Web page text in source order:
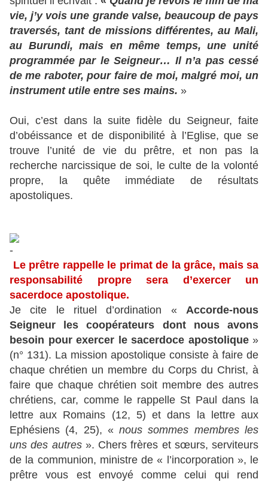
vie, j’y vois une grande valse, beaucoup de pays
traversés, tant de missions différentes, au Mali,
au Burundi, mais en même temps, une unité
programmée par le Seigneur… Il n’a pas cessé
de me raboter, pour faire de moi, malgré moi, un
instrument utile entre ses mains. »
Oui, c’est dans la suite fidèle du Seigneur, faite
d’obéissance et de disponibilité à l’Eglise, que se
trouve l’unité de vie du prêtre, et non pas la
recherche narcissique de soi, le culte de la volonté
propre, la quête immédiate de résultats
apostoliques.
Le prêtre rappelle le primat de la grâce, mais sa
responsabilité propre sera d’exercer un
sacerdoce apostolique.
Je cite le rituel d’ordination « Accorde-nous
Seigneur les coopérateurs dont nous avons
besoin pour exercer le sacerdoce apostolique»
(n° 131). La mission apostolique consiste à faire de
chaque chrétien un membre du Corps du Christ, à
faire que chaque chrétien soit membre des autres
chrétiens, car, comme le rappelle St Paul dans la
lettre aux Romains (12, 5) et dans la lettre aux
Ephésiens (4, 25), «nous sommes membres les
uns des autres». Chers frères et sœurs, serviteurs
de la communion, ministre de « l’incorporation », le
prêtre vous est envoyé comme celui qui rend